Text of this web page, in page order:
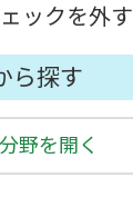
ックを外す
ら探す
分野を開く